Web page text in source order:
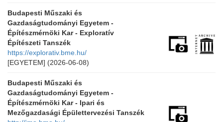
Budapesti Műszaki és
Gazdaságtudományi Egyetem -
Építészmérnöki Kar - Exploratív
Építészeti Tanszék
https://explorativ.bme.hu/
[EGYETEM] (2026-06-08)
Budapesti Műszaki és
Gazdaságtudományi Egyetem -
Építészmérnöki Kar - Ipari és
Mezőgazdasági Épülettervezési Tanszék